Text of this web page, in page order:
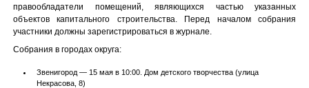
правообладатели помещений, являющихся частью указанных
объектов капитального строительства. Перед началом собрания
участники должны зарегистрироваться в журнале.
Собрания в городах округа:
Звенигород — 15 мая в 10:00. Дом детского творчества (улица
Некрасова, 8)